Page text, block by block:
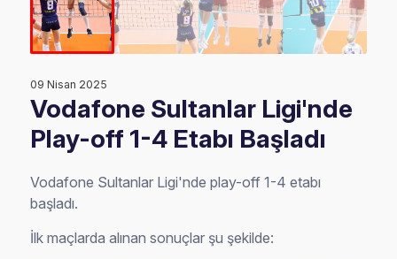
09 Nisan 2025
Vodafone Sultanlar Ligi'nde
Play-off 1-4 Etabı Başladı
Vodafone Sultanlar Ligi'nde play-off 1-4 etabı
başladı.
İlk maçlarda alınan sonuçlar şu şekilde: